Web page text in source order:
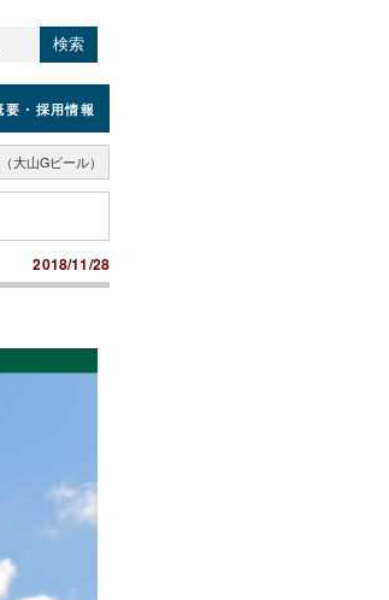
検索
要 ・採用情報
大山Gビール）
2018/11/28